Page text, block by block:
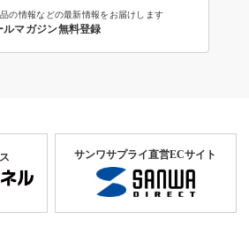
の情報などの最新情報をお届けします
ルマガジン無料登録
サンワサプライ直営ECサイト